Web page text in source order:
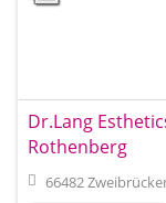
Dr.Lang
Rothenberg
66482